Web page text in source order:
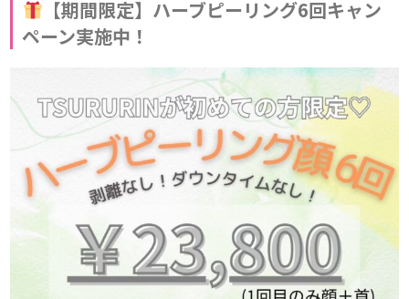
【期間限定】ハーブピーリング6回キャン
ペーン実施中！